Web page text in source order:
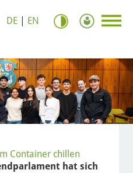
DE EN
Container chillen
hat sich